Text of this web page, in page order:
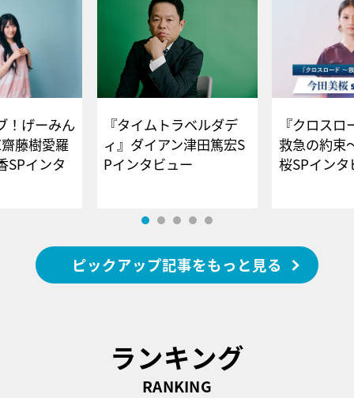
！げーみん
藤樹愛羅
SPインタ
『タイムトラベルダデ
ィ』ダイアン津田篤宏S
Pインタビュー
『クロス
救急の約束
桜SPイ
ピックアップ記事をもっと見る
ランキング
RANKING